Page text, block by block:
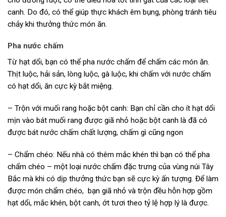
canh. Do đó, có thể giúp thực khách êm bụng, phòng tránh tiêu
chảy khi thưởng thức món ăn.
Pha nước chấm
Từ hạt dổi, bạn có thể pha nước chấm để chấm các món ăn.
Thịt luộc, hải sản, lòng luộc, gà luộc, khi chấm với nước chấm
có hạt dổi, ăn cực kỳ bắt miệng.
– Trộn với muối rang hoặc bột canh: Bạn chỉ cần cho ít hạt dổi
mịn vào bát muối rang được giã nhỏ hoặc bột canh là đã có
được bát nước chấm chất lượng, chấm gì cũng ngon
– Chẩm chéo: Nếu nhà có thêm mắc khén thì bạn có thể pha
chẩm chéo – một loại nước chấm đặc trưng của vùng núi Tây
Bắc mà khi có dịp thưởng thức bạn sẽ cực kỳ ấn tượng. Để làm
được món chẩm chéo, bạn giã nhỏ và trộn đều hỗn hợp gồm
hạt dổi, mắc khén, bột canh, ớt tươi theo tỷ lệ hợp lý là được.